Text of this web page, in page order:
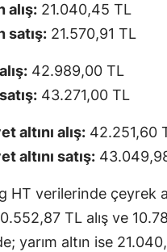
alış: 21.040,45 TL
satış: 21.570,91 TL
42.989,00 TL
43.271,00 TL
altını alış: 42.251,60
altını satış:
HT verilerinde çeyrek
TL alış ve
yarım altın ise